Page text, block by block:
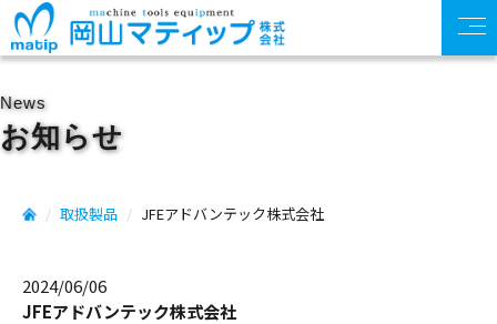
News
お知らせ
取扱製品 JFEアドバンテック株式会社
2024/06/06
JFEアドバンテック株式会社